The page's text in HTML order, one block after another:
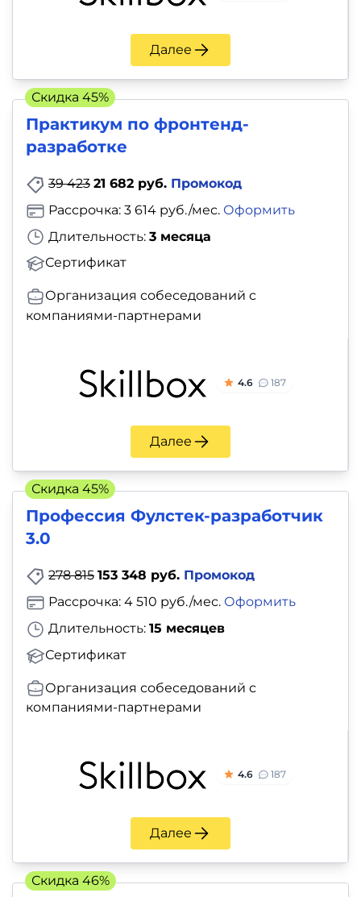
Далее
Практикум по фронтенд-
разработке
39 423 21 682 руб. Промокод
Длительность: 3 месяца
Сертификат
Рассрочка: 3 614 руб./мес. Оформить
Организация собеседований с
компаниями-партнерами
4.6 187
Далее
Скидка 45%
Профессия Фулстек-разработчик
3.0
278 815 153 348 руб. Промокод
Длительность: 15 месяцев
Сертификат
Рассрочка: 4 510 руб./мес. Оформить
Организация собеседований с
компаниями-партнерами
4.6 187
Далее
Скидка 45%
Скидка 46%